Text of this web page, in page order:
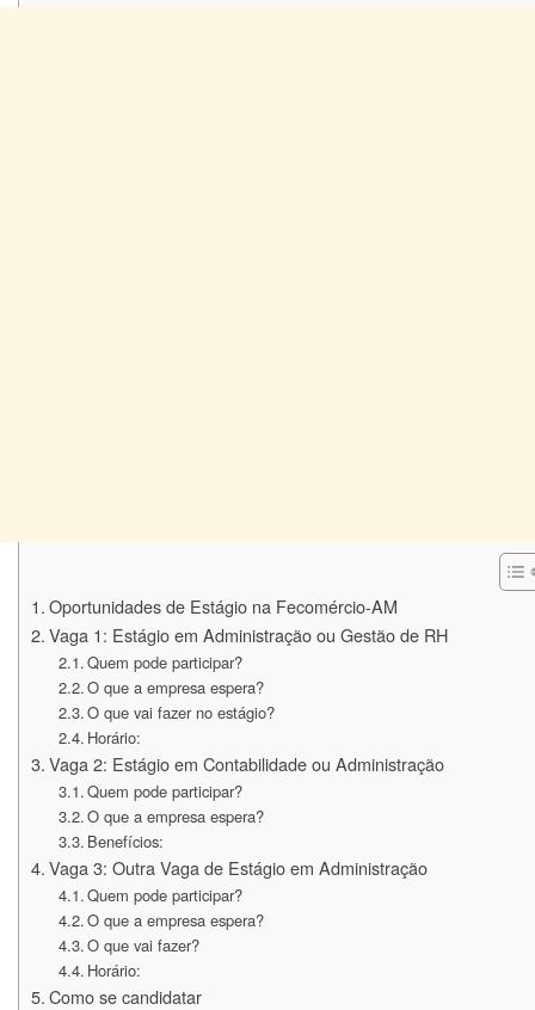
Oportunidades de Estágio na Fecomércio-AM
Vaga 1: Estágio em Administração ou Gestão de RH
Quem pode participar?
O que a empresa espera?
O que vai fazer no estágio?
Horário:
Vaga 2: Estágio em Contabilidade ou Administração
Quem pode participar?
O que a empresa espera?
Benefícios:
Vaga 3: Outra Vaga de Estágio em Administração
Quem pode participar?
O que a empresa espera?
O que vai fazer?
Horário:
Como se candidatar